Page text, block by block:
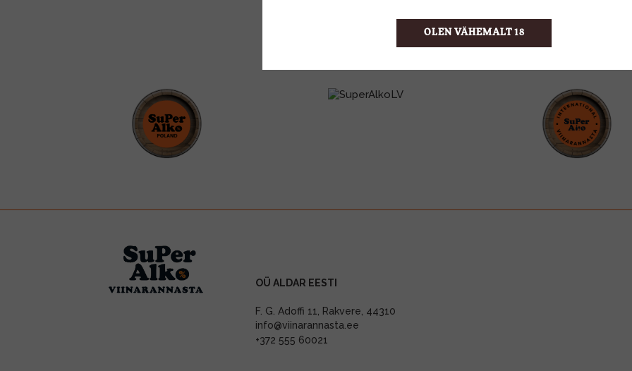
OLEN VÄHEMALT 18
OÜ ALDAR EESTI
F. G. Adoffi 11, Rakvere, 44310
info@viinarannasta.ee
+372 555 60021